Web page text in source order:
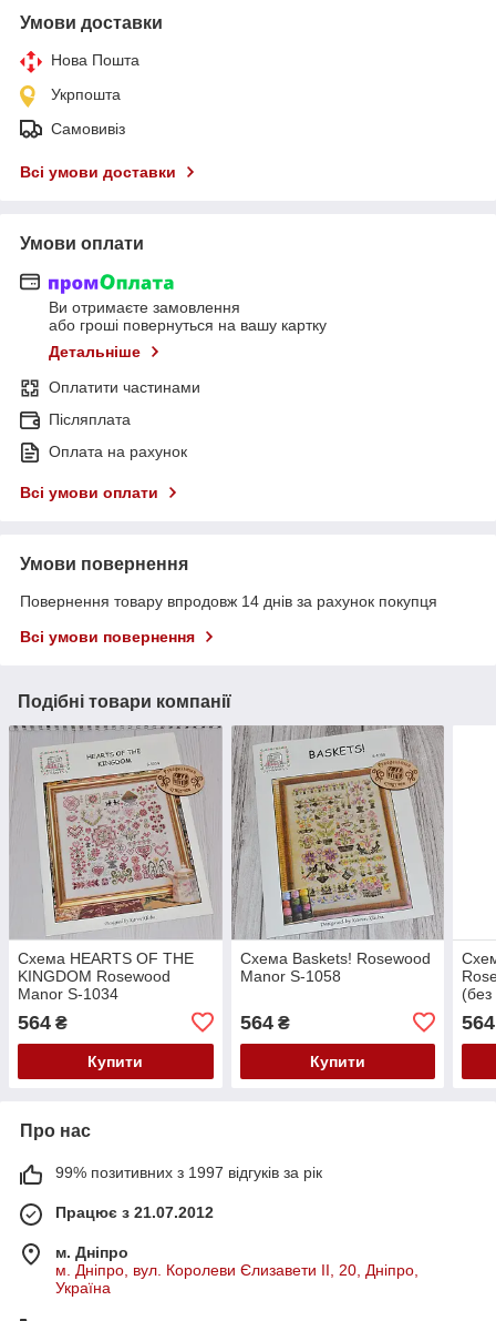
Умови доставки
Нова Пошта
Укрпошта
Самовивіз
Всі умови доставки
Умови оплати
Ви отримаєте замовлення
або гроші повернуться на вашу картку
Детальніше
Оплатити частинами
Післяплата
Оплата на рахунок
Всі умови оплати
Умови повернення
Повернення товару впродовж 14 днів за рахунок покупця
Всі умови повернення
Подібні товари компанії
Схема HEARTS OF THE
KINGDOM Rosewood
Manor S-1034
564 ₴
Купити
Схема Baskets! Rosewood
Manor S-1058
564₴
Купити
(без
564
Про нас
99% позитивних з 1997 відгуків за рік
Працює з 21.07.2012
м. Дніпро
м. Дніпро, вул. Королеви Єлизавети ІІ, 20, Дніпро,
Україна